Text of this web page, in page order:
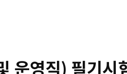
운영직) 필기시